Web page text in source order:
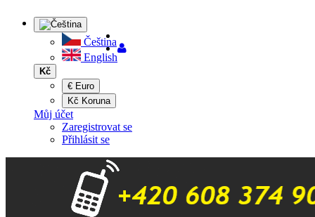
Čeština
English
Kč
€ Euro
Kč Koruna
Můj účet
Zaregistrovat se
Přihlásit se